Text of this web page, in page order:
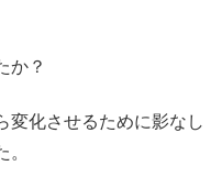
か？
変化させるために影なし